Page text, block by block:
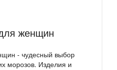
женщин
- чудесный выбор
морозов. Изделия и